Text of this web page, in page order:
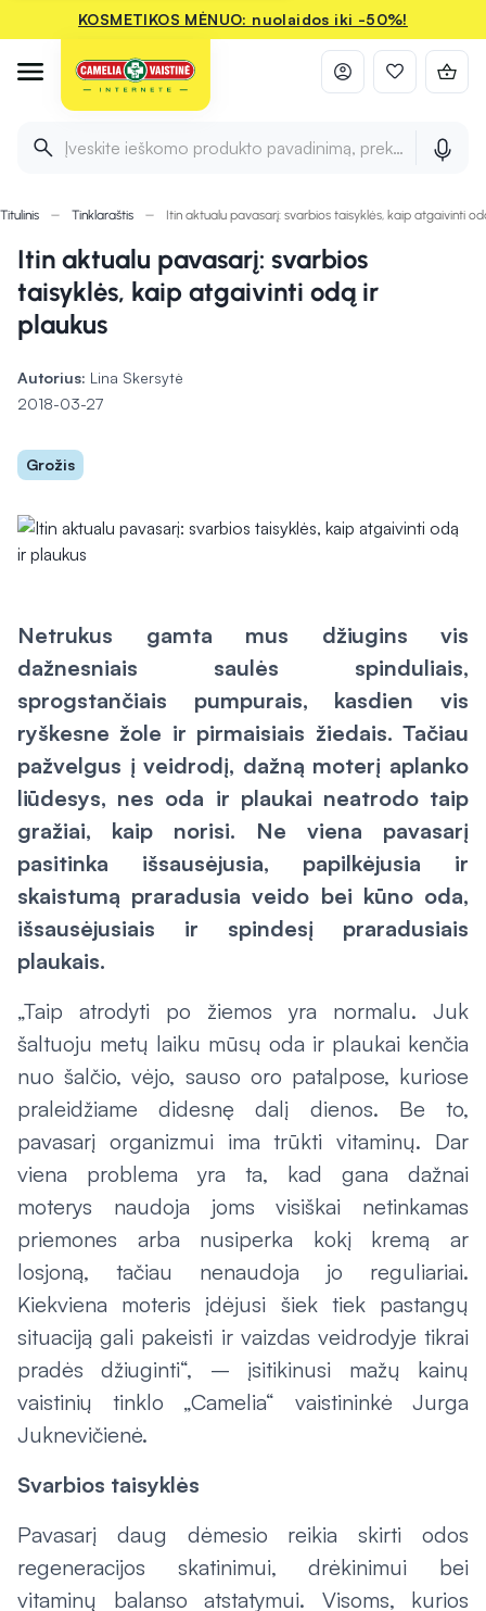
KOSMETIKOS MĖNUO: nuolaidos iki -50%!
Įveskite ieškomo produkto pavadinimą, prekės ženklą ir
Titulinis Tinklaraštis Itin aktualu pavasarį: svarbios taisyklės, kaip atgaivinti
Itin aktualu pavasarį: svarbios
taisyklės, kaip atgaivinti odą ir
plaukus
Autorius: Lina Skersytė
2018-03-27
Grožis
Netrukus gamta mus džiugins vis
dažnesniais saulės spinduliais,
sprogstančiais pumpurais, kasdien vis
ryškesne žole ir pirmaisiais žiedais. Tačiau
pažvelgus į veidrodį, dažną moterį aplanko
liūdesys, nes oda ir plaukai neatrodo taip
gražiai, kaip norisi. Ne viena pavasarį
pasitinka išsausėjusia, papilkėjusia ir
skaistumą praradusia veido bei kūno oda,
išsausėjusiais ir spindesį praradusiais
plaukais.
„Taip atrodyti po žiemos yra normalu. Juk
šaltuoju metų laiku mūsų oda ir plaukai kenčia
nuo šalčio, vėjo, sauso oro patalpose, kuriose
praleidžiame didesnę dalį dienos. Be to,
pavasarį organizmui ima trūkti vitaminų. Dar
viena problema yra ta, kad gana dažnai
moterys naudoja joms visiškai netinkamas
priemones arba nusiperka kokį kremą ar
losjoną, tačiau nenaudoja jo reguliariai.
Kiekviena moteris įdėjusi šiek tiek pastangų
situaciją gali pakeisti ir vaizdas veidrodyje tikrai
pradės džiuginti“, – įsitikinusi mažų kainų
vaistinių tinklo „Camelia“ vaistininkė Jurga
Juknevičienė.
Svarbios taisyklės
Pavasarį daug dėmesio reikia skirti odos
regeneracijos skatinimui, drėkinimui bei
vitaminų balanso atstatymui. Visoms, kurios